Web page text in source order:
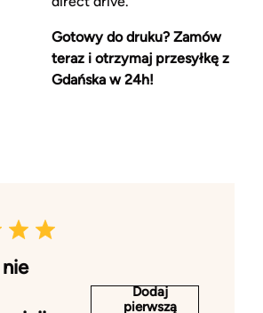
Gotowy do druku? Zamów
teraz i otrzymaj przesyłkę z
Gdańska w 24h!
Dodaj
pierwszą